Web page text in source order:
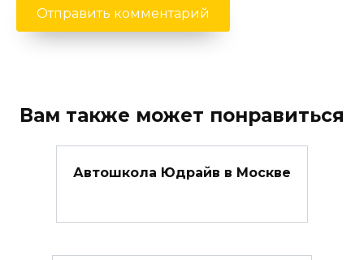
Вам также может понравиться
Автошкола Юдрайв в Москве